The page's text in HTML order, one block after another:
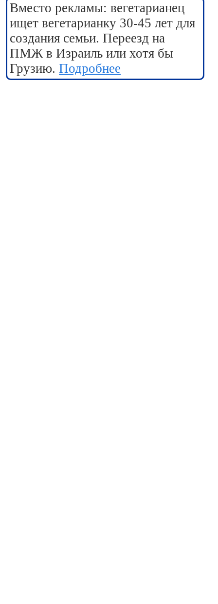
Вместо рекламы: вегетарианец
ищет вегетарианку 30-45 лет для
создания семьи. Переезд на
ПМЖ в Израиль или хотя бы
Грузию. Подробнее